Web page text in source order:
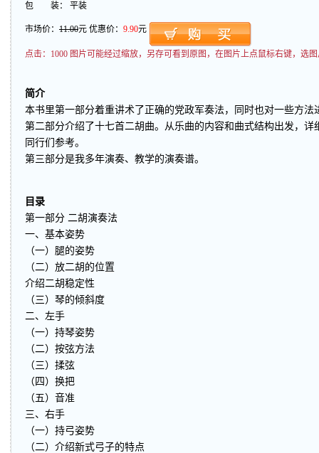
包 装： 平装
市场价： 11.00元 优惠价： 9.90元
点击： 1000 图片可能经过缩放，另存可看到原图，在图片上点鼠标右键，选
简介
本书里第一部分着重讲术了正确的党政军奏法，同时也对一些方
第二部分介绍了十七首二胡曲。从乐曲的内容和曲式结构出发，
同行们参考。
第三部分是我多年演奏、教学的演奏谱。
目录
第一部分 二胡演奏法
一、基本姿势
（一）腿的姿势
（二）放二胡的位置
介绍二胡稳定性
（三）琴的倾斜度
二、左手
（一）持琴姿势
（二）按弦方法
（三）揉弦
（四）换把
（五）音准
三、右手
（一）持弓姿势
（二）介绍新式弓子的特点